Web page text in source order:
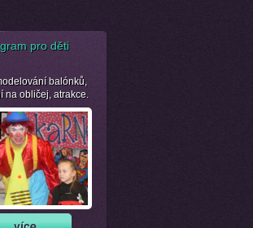
pro děti
balónků,
na obličej, atrakce.